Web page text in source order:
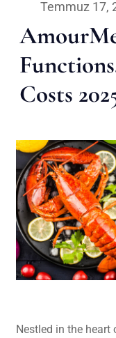
Temmuz 17,
Costs
Nestled in the heart